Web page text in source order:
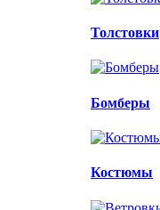
Толстовки
Бомберы
Костюмы